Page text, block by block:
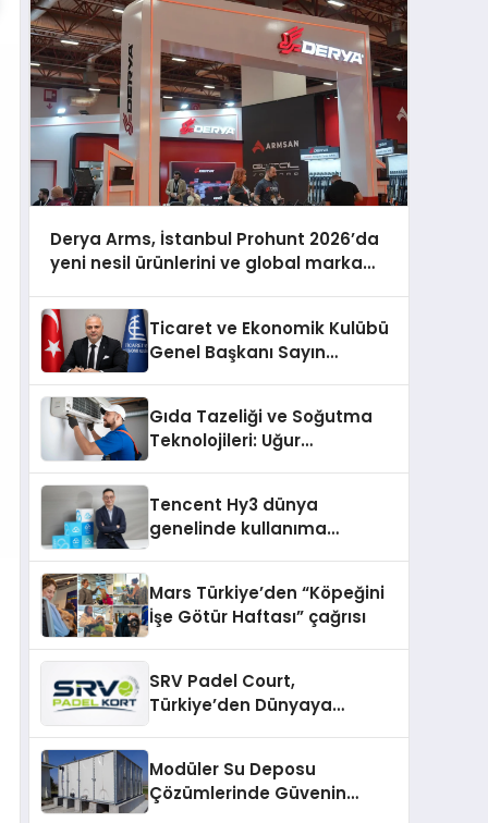
Derya Arms, İstanbul Prohunt 2026’da
yeni nesil ürünlerini ve global marka
Ticaret ve Ekonomik Kulübü
Genel Başkanı Sayın
şunları kaydetti:
Gıda Tazeliği ve Soğutma
Teknolojileri: Uğur
Tencent Hy3 dünya
genelinde kullanıma
Mars Türkiye’den “Köpeğini
İşe Götür Haftası” çağrısı
SRV Padel Court,
Türkiye’den Dünyaya
Modüler Su Deposu
Çözümlerinde Güvenin